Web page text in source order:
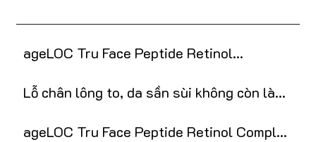
ageLOC Tru Face Peptide Retinol
Lỗ chân lông to, da sần sùi không còn là
ageLOC Tru Face Peptide Retinol Complex